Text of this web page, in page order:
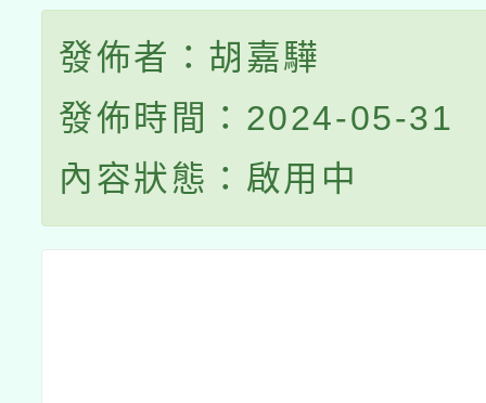
發佈者：胡嘉驊
發佈時間：2024-05-31
內容狀態：啟用中